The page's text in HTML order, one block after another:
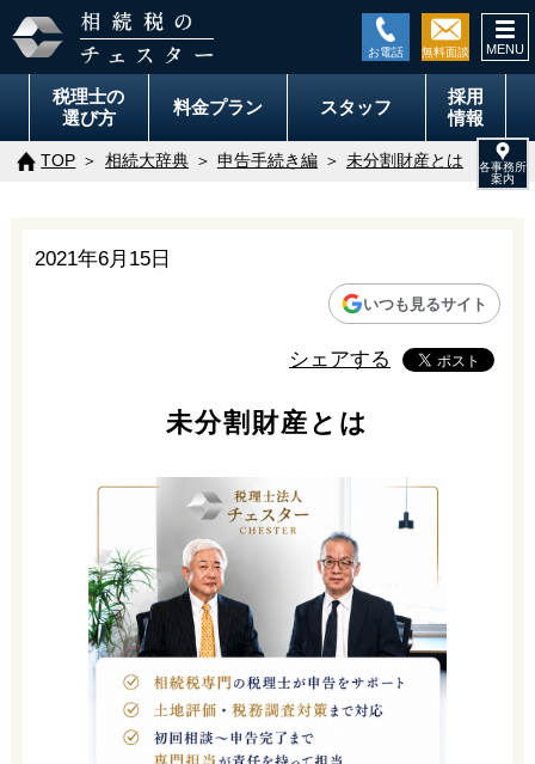
税理士の
選び方
料金プラン スタッフ
採用
情報
TOP 相続大辞典 申告手続き編 未分割財産とは
2021年6月15日
いつも見るサイト
シェアする
未分割財産とは